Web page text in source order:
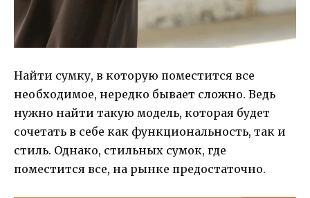
Найти сумку, в которую поместится все
необходимое, нередко бывает сложно. Ведь
нужно найти такую модель, которая будет
сочетать в себе как функциональность, так и
стиль. Однако, стильных сумок, где
поместится все, на рынке предостаточно.